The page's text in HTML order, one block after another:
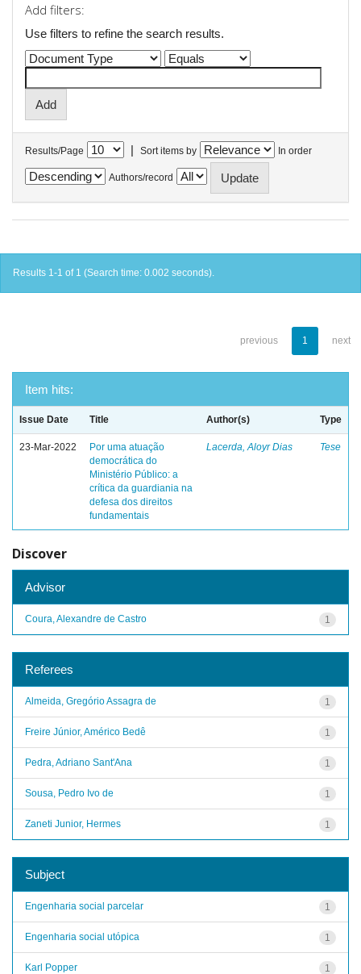
Add filters:
Use filters to refine the search results.
Results/Page | Sort items by In order
Authors/record
Results 1-1 of 1 (Search time: 0.002 seconds).
previous 1 next
Item hits:
Issue Date Title Author(s) Type
23-Mar-2022
Por uma atuação
democrática do
Ministério Público: a
crítica da guardiania na
defesa dos direitos
fundamentais
Lacerda, Aloyr Dias Tese
Discover
Advisor
1
Coura, Alexandre de Castro
Referees
1
Almeida, Gregório Assagra de
1
Freire Júnior, Américo Bedê
1
Pedra, Adriano Sant'Ana
1
Sousa, Pedro Ivo de
1
Zaneti Junior, Hermes
Subject
1
Engenharia social parcelar
1
Engenharia social utópica
1
Karl Popper